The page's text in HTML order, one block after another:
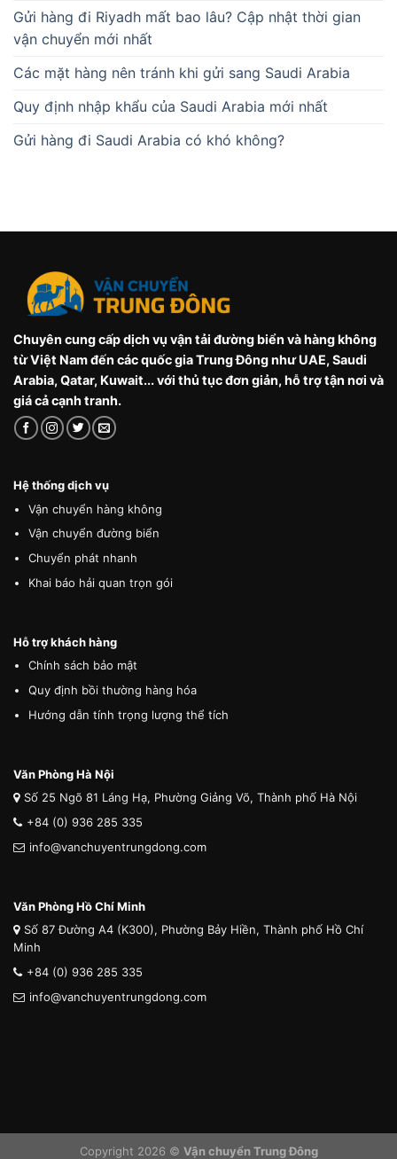
Gửi hàng đi Riyadh mất bao lâu? Cập nhật thời gian
vận chuyển mới nhất
Các mặt hàng nên tránh khi gửi sang Saudi Arabia
Quy định nhập khẩu của Saudi Arabia mới nhất
Gửi hàng đi Saudi Arabia có khó không?
Chuyên cung cấp dịch vụ vận tải đường biển và hàng không
từ Việt Nam đến các quốc gia Trung Đông như UAE, Saudi
Arabia, Qatar, Kuwait... với thủ tục đơn giản, hỗ trợ tận nơi và
giá cả cạnh tranh.
Hệ thống dịch vụ
Vận chuyển hàng không
Vận chuyển đường biển
Chuyển phát nhanh
Khai báo hải quan trọn gói
Hỗ trợ khách hàng
Chính sách bảo mật
Quy định bồi thường hàng hóa
Hướng dẫn tính trọng lượng thể tích
Văn Phòng Hà Nội
Số 25 Ngõ 81 Láng Hạ, Phường Giảng Võ, Thành phố Hà Nội
+84 (0) 936 285 335
info@vanchuyentrungdong.com
Văn Phòng Hồ Chí Minh
Số 87 Đường A4 (K300), Phường Bảy Hiền, Thành phố Hồ Chí
Minh
+84 (0) 936 285 335
info@vanchuyentrungdong.com
Copyright 2026 © Vận chuyển Trung Đông